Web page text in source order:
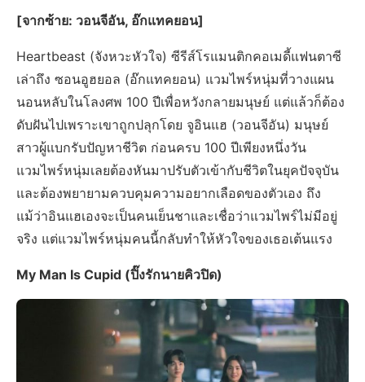
[จากซ้าย: วอนจีอัน, อ๊กแทคยอน]
Heartbeast (จังหวะหัวใจ) ซีรีส์โรแมนติกคอเมดี้แฟนตาซี
เล่าถึง ซอนอูฮยอล (อ๊กแทคยอน) แวมไพร์หนุ่มที่วางแผน
นอนหลับในโลงศพ 100 ปีเพื่อหวังกลายมนุษย์ แต่แล้วก็ต้อง
ดับฝันไปเพราะเขาถูกปลุกโดย จูอินแฮ (วอนจีอัน) มนุษย์
สาวผู้แบกรับปัญหาชีวิต ก่อนครบ 100 ปีเพียงหนึ่งวัน
แวมไพร์หนุ่มเลยต้องหันมาปรับตัวเข้ากับชีวิตในยุคปัจจุบัน
และต้องพยายามควบคุมความอยากเลือดของตัวเอง ถึง
แม้ว่าอินแฮเองจะเป็นคนเย็นชาและเชื่อว่าแวมไพร์ไม่มีอยู่
จริง แต่แวมไพร์หนุ่มคนนี้กลับทำให้หัวใจของเธอเต้นแรง
My Man Is Cupid (ปิ๊งรักนายคิวปิด)